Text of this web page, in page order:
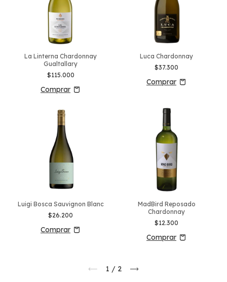
La Linterna Chardonnay
Gualtallary
$115.000
Luca Chardonnay
$37.300
Luigi Bosca Sauvignon Blanc
$26.200
MadBird Reposado
Chardonnay
$12.300
1 / 2